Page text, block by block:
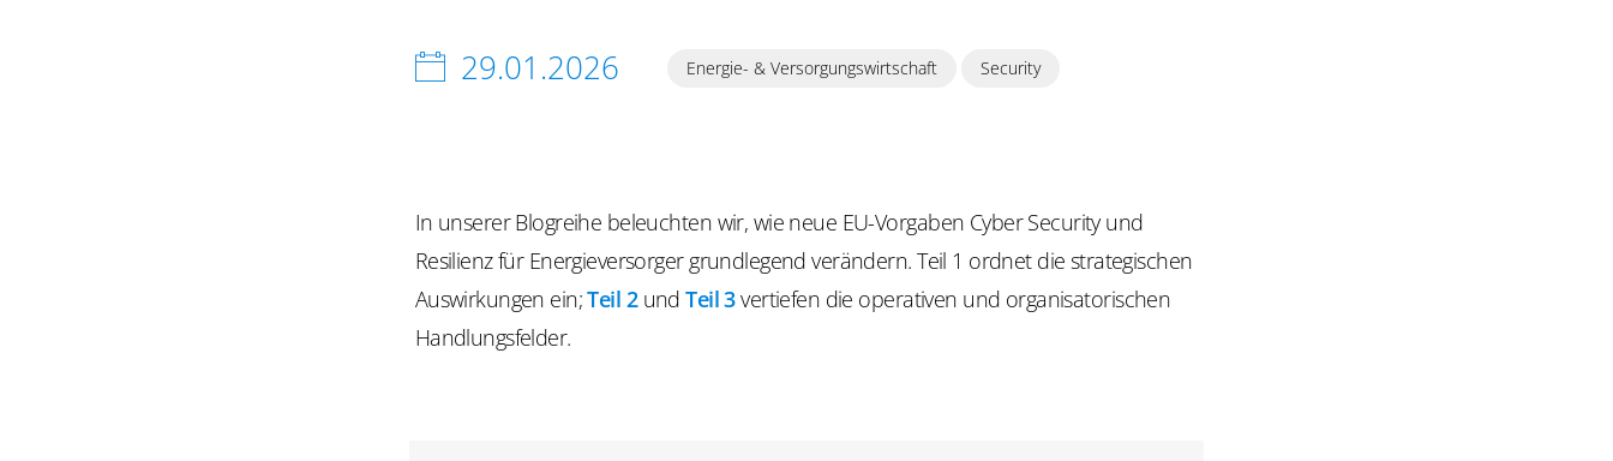
29.01.2026 Energie- & Versorgungswirtschaft Security
In unserer Blogreihe beleuchten wir, wie neue EU-Vorgaben CyberSecurity und
Resilienz für Energieversorger grundlegend verändern. Teil 1 ordnet die strategischen
Auswirkungen ein;Teil 2undTeil 3vertiefen die operativen und organisatorischen
Handlungsfelder.